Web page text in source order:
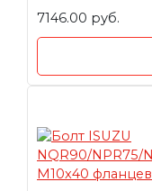
7146.00 руб.